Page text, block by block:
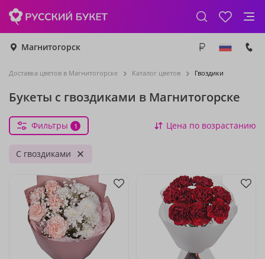
Магнитогорск
Доставка цветов в Магнитогорске Каталог цветов Гвоздики
Букеты с гвоздиками в Магнитогорске
Фильтры 1 Цена по возрастанию
С гвоздиками